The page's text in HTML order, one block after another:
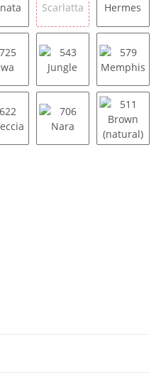
628 Granata714 Scarlatta517
725 Niwa 543 Jungle 579